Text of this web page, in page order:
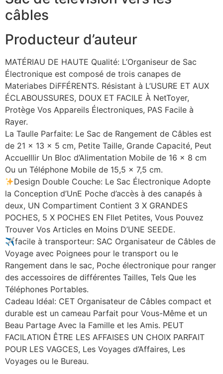
câbles
Producteur d’auteur
MATÉRIAU DE HAUTE Qualité: L’Organiseur de Sac
Électronique est composé de trois canapes de
Materiabes DiFFÉRENTS. Résistant à L’USURE ET AUX
ÉCLABOUSSURES, DOUX ET FACILE À NetToyer,
Protège Vos Appareils Électroniques, PAS Facile à
Rayer.
La Taulle Parfaite: Le Sac de Rangement de Câbles est
de 21 x 13 x 5 cm, Petite Taille, Grande Capacité, Peut
AccueIllir Un Bloc d’Alimentation Mobile de 16 x 8 cm
Ou un Téléphone Mobile de 15,5 x 7,5 cm.
Design Double Couche: Le Sac Électronique Adopte
la Conception d’UnE Poche d’accès à des canapés à
deux, UN Compartiment Contient 3 X GRANDES
POCHES, 5 X POCHES EN FIlet Petites, Vous Pouvez
Trouver Vos Articles en Moins D’UNE SEEDE.
✈facile à transporteur: SAC Organisateur de Câbles de
Voyage avec Poignees pour le transport ou le
Rangement dans le sac, Poche électronique pour ranger
des accessoires de différentes Tailles, Tels Que les
Téléphones Portables.
Cadeau Idéal: CET Organisateur de Câbles compact et
durable est un cameau Parfait pour Vous-Même et un
Beau Partage Avec la Famille et les Amis. PEUT
FACILATION ÊTRE LES AFFAISES UN CHOIX PARFAIT
POUR LES VAGCES, Les Voyages d’Affaires, Les
Voyages ou le Bureau.